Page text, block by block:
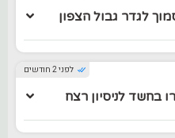
לגדר גבול הצפון
לפני 2 חודשים
בחשד לניסיון רצח